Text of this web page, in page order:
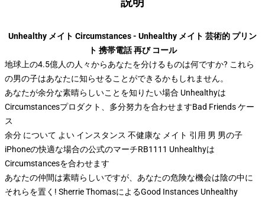
Unhealthy メイト Circumstances - Unhealthy メイト 芸術的 プリン
ト 携帯電話 再び コール
地球上の4.5億人の人々からあなたを分けるものは何ですか? これら
の男の子はあなたに知らせることができるかもしれません。
あなたが余分な素晴らしいことを知りたい場合 Unhealthyは
Circumstancesプロダクト、多分努力を合わせますBad Friends ケー
ス
余分 について よい インスタンス 不健康な メイト 引用 男 男の子
iPhoneの快適な場合の公式のマーチRB1111 Unhealthyは
Circumstancesを合わせます
あなたの仲間は素晴らしいですが、あなたの危険な機会は陰の中に
それらを置く! Sherrie ThomasによるGood Instances Unhealthy